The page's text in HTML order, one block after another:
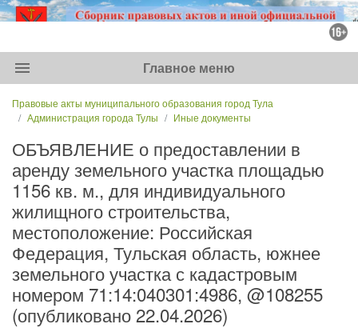
menu Главное меню
Правовые акты муниципального образования город Тула
Администрация города Тулы
Иные документы
ОБЪЯВЛЕНИЕ о предоставлении в
аренду земельного участка площадью
1156 кв. м., для индивидуального
жилищного строительства,
местоположение: Российская
Федерация, Тульская область, южнее
земельного участка с кадастровым
номером 71:14:040301:4986, @108255
(опубликовано 22.04.2026)